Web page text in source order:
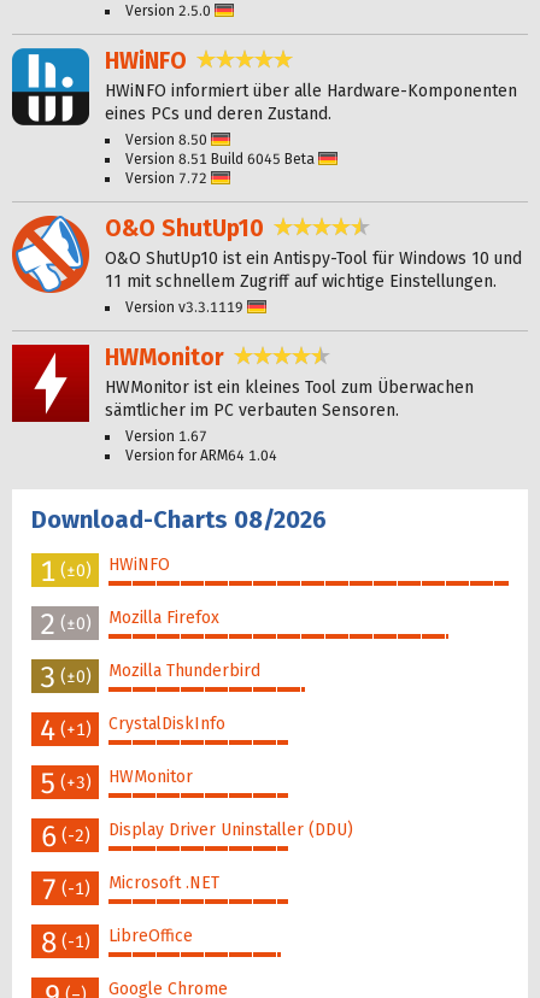
Version 2.5.0
HWiNFO
HWiNFO informiert über alle Hardware-Komponenten
eines PCs und deren Zustand.
Version 8.50
Version 8.51 Build 6045 Beta
Version 7.72
O&O ShutUp10 4,6 Sterne
O&O ShutUp10 ist ein Antispy-Tool für Windows 10 und
11 mit schnellem Zugriff auf wichtige Einstellungen.
Version v3.3.1119
HWMonitor 4,6 Sterne
HWMonitor ist ein kleines Tool zum Überwachen
sämtlicher im PC verbauten Sensoren.
Version 1.67
Version for ARM64 1.04
Download-Charts 08/2026
1 (±0) HWiNFO
100%
2 (±0) Mozilla Firefox
85%
3 (±0) Mozilla Thunderbird
49%
4 (+1) CrystalDiskInfo
45%
5 (+3) HWMonitor
45%
6 (-2) Display Driver Uninstaller (DDU)
45%
7 (-1) Microsoft .NET
45%
8 (-1) LibreOffice
43%
Google Chrome